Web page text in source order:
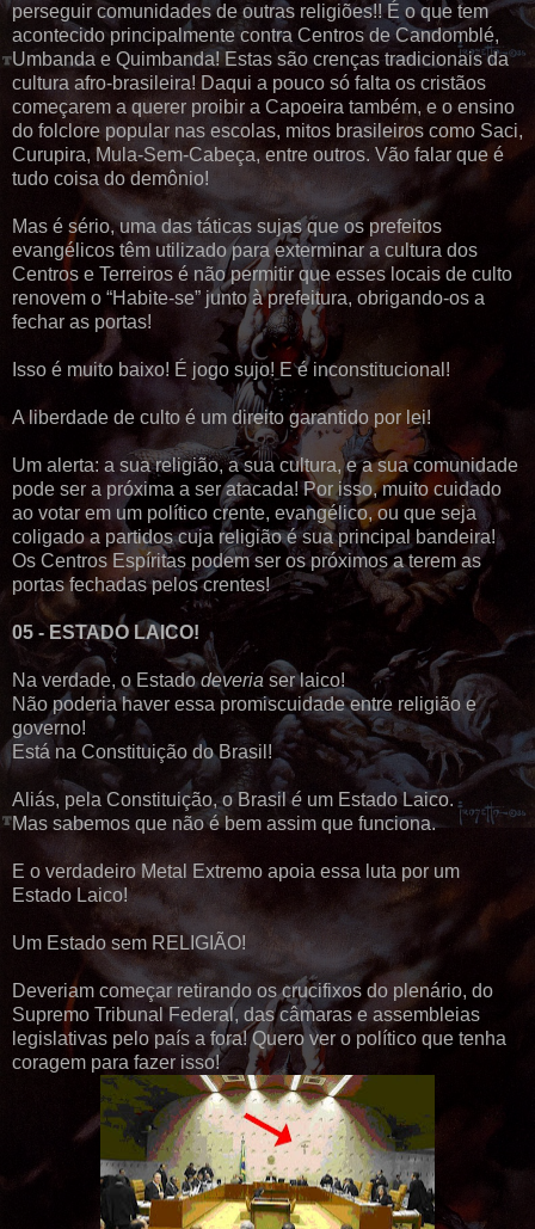
perseguir comunidades de outras religiões!! É o que tem
acontecido principalmente contra Centros de Candomblé,
Umbanda e Quimbanda! Estas são crenças tradicionais da
cultura afro-brasileira! Daqui a pouco só falta os cristãos
começarem a querer proibir a Capoeira também, e o ensino
do folclore popular nas escolas, mitos brasileiros como Saci,
Curupira, Mula-Sem-Cabeça, entre outros. Vão falar que é
tudo coisa do demônio!
Mas é sério, uma das táticas sujas que os prefeitos
evangélicos têm utilizado para exterminar a cultura dos
Centros e Terreiros é não permitir que esses locais de culto
renovem o “Habite-se” junto à prefeitura, obrigando-os a
fechar as portas!
Isso é muito baixo! É jogo sujo! E é inconstitucional!
A liberdade de culto é um direito garantido por lei!
Um alerta: a sua religião, a sua cultura, e a sua comunidade
pode ser a próxima a ser atacada! Por isso, muito cuidado
ao votar em um político crente, evangélico, ou que seja
coligado a partidos cuja religião é sua principal bandeira!
Os Centros Espíritas podem ser os próximos a terem as
portas fechadas pelos crentes!
05 - ESTADO LAICO!
Na verdade, o Estadodeveria ser laico!
Não poderia haver essa promiscuidade entre religião e
governo!
Está na Constituição do Brasil!
Aliás, pela Constituição, o Brasilé um Estado Laico.
Mas sabemos que não é bem assim que funciona.
E o verdadeiro Metal Extremo apoia essa luta por um
Estado Laico!
Um Estado sem RELIGIÃO!
Deveriam começar retirando os crucifixos do plenário, do
Supremo Tribunal Federal, das câmaras e assembleias
legislativas pelo país a fora! Quero ver o político que tenha
coragem para fazer isso!